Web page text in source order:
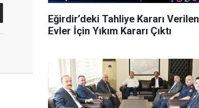
Eğirdir’deki Tahliye Kararı Verilen
Evler İçin Yıkım Kararı Çıktı